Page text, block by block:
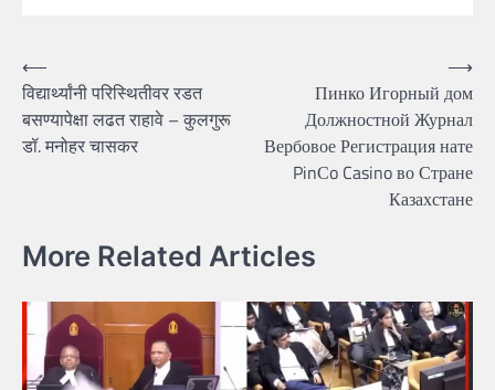
Post
navigation
⟵
विद्यार्थ्यांनी परिस्थितीवर रडत
बसण्यापेक्षा लढत राहावे – कुलगुरू
डॉ. मनोहर चासकर
Пинко Игорный дом
Должностной Журнал
Вербовое Регистрация нате
PinСo Casino во Стране
Казахстане
⟶
More Related Articles